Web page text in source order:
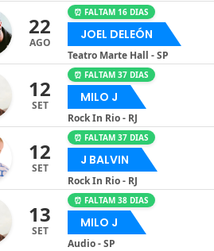
22
AGO
⏰ FALTAM 16 DIAS
JOEL DELEÓN
Teatro Marte Hall - SP
12
SET
⏰ FALTAM 37 DIAS
MILO J
Rock In Rio - RJ
12
SET
⏰ FALTAM 37 DIAS
J BALVIN
Rock In Rio - RJ
13
SET
⏰ FALTAM 38 DIAS
MILO J
Audio - SP